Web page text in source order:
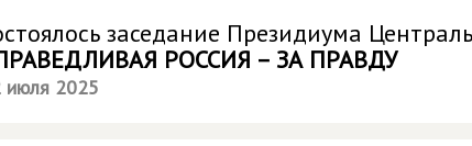
заседание Президиума
РОССИЯ – ЗА ПРАВДУ
июля 2025